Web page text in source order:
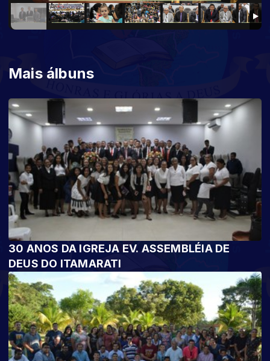
Mais álbuns
30 ANOS DA IGREJA EV. ASSEMBLÉIA DE
DEUS DO ITAMARATI